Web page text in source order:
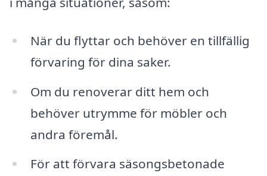
När du flyttar och behöver en tillfällig
förvaring för dina saker.
Om du renoverar ditt hem och
behöver utrymme för möbler och
andra föremål.
För att förvara säsongsbetonade